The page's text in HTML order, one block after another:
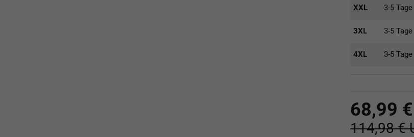
XXL 3-5 Tage
3XL 3-5 Tage
4XL 3-5 Tage
68,99 €
114,98 €